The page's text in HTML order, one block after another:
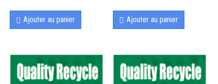
Ajouter au panier Ajouter au panier